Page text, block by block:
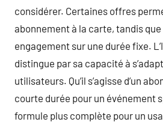
considérer. Certaines offres
abonnement à la carte, tandis que
engagement sur une durée fixe.
distingue par sa capacité à
utilisateurs. Qu’il s’agisse d’un
courte durée pour un événement
formule plus complète pour un